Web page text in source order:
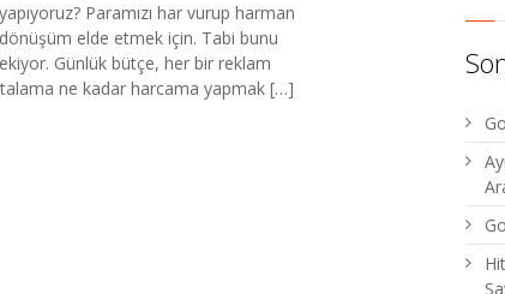
Paramızı har vurup harman
elde etmek için. Tabi bunu
Günlük bütçe, her bir reklam
ne kadar harcama yapmak […]